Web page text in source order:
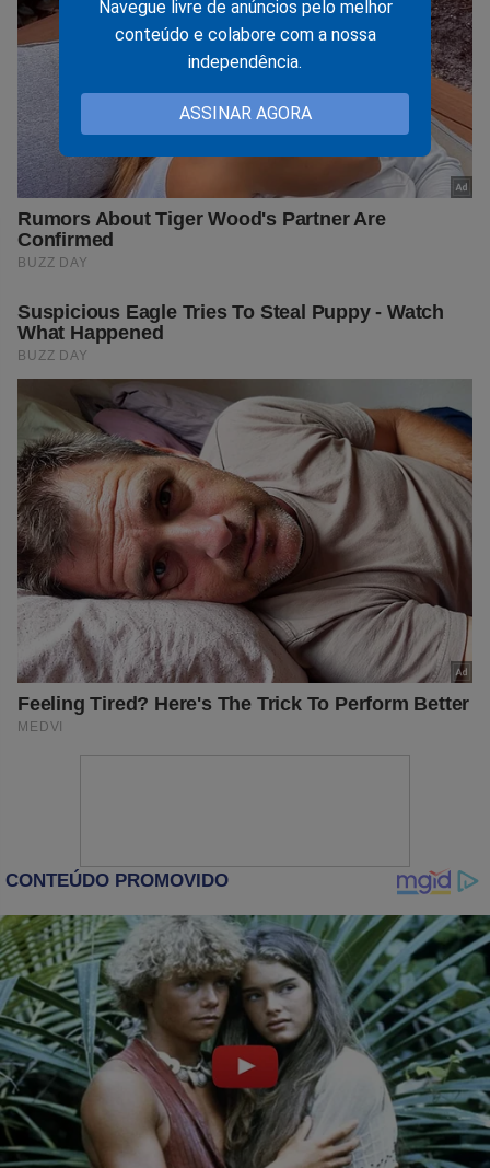
Navegue livre de anúncios pelo melhor
conteúdo e colabore com a nossa
independência.
ASSINAR AGORA